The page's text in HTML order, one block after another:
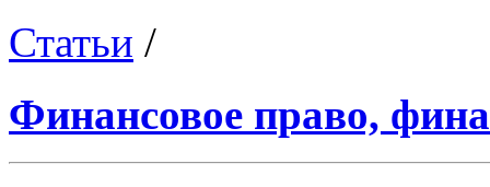
Статьи /
Финансовое право,